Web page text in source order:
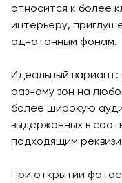
относится к более
интерьеру,
однотонным фонам.
Идеальный
разному зон на
более широкую
выдержанных в
подходящим
При открытии